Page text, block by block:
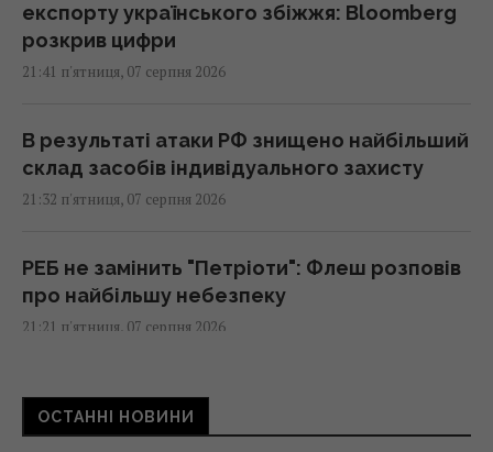
експорту українського збіжжя: Bloomberg
розкрив цифри
21:41 п'ятниця, 07 серпня 2026
В результаті атаки РФ знищено найбільший
склад засобів індивідуального захисту
21:32 п'ятниця, 07 серпня 2026
РЕБ не замінить "Петріоти": Флеш розповів
про найбільшу небезпеку
21:21 п'ятниця, 07 серпня 2026
Що станеться з комп’ютером, якщо
тривалий час не оновлювати Windows
ОСТАННІ НОВИНИ